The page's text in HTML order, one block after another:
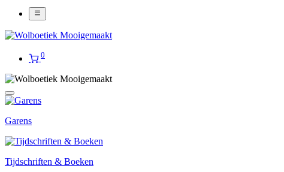
0
Garens
Tijdschriften & Boeken